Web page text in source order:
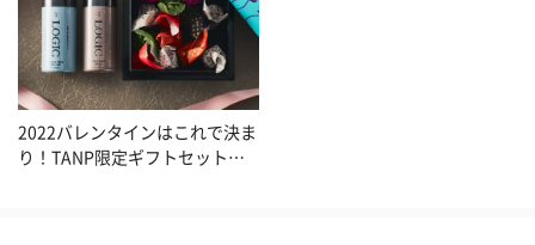
2022バレンタインはこれで決ま
り！TANP限定ギフトセット特